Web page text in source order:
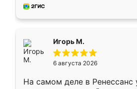
за день, ребята работали
Игорь М.
6 августа 2026
На самом деле в Ренессанс